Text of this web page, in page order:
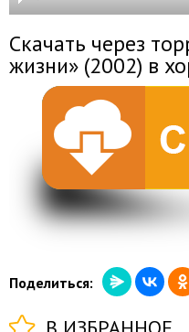
Скачать через
жизни» (2002) в
Поделиться: